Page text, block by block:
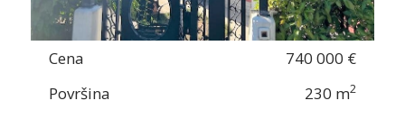
Cena
740 000 €
Površina
230 m2